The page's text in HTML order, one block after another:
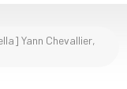
Yann Chevallier,